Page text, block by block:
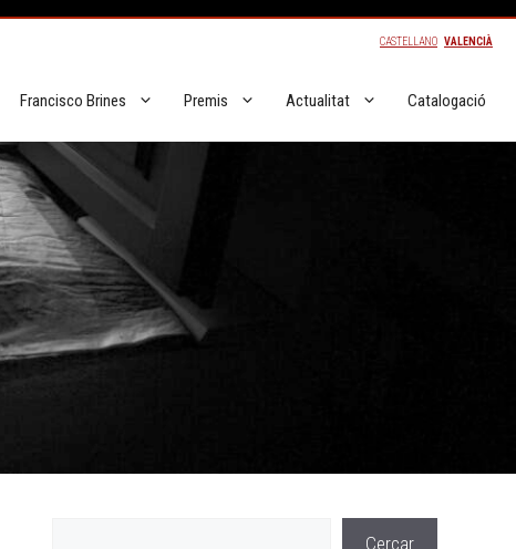
CASTELLANO VALENCIÀ
Francisco Brines Premis Actualitat Catalogació
Cercar